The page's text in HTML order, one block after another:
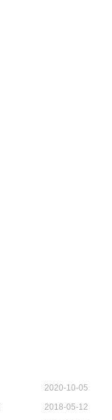
2020-10-05
2018-05-12